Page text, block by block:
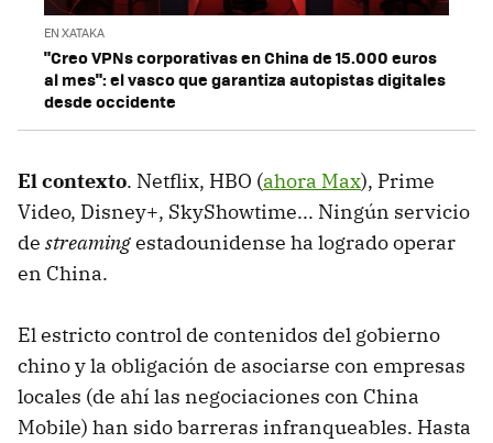
EN XATAKA
"Creo VPNs corporativas en China de 15.000 euros
al mes": el vasco que garantiza autopistas digitales
desde occidente
El contexto. Netflix, HBO (ahora Max), Prime
Video, Disney+, SkyShowtime... Ningún servicio
de streamingestadounidense ha logrado operar
en China.
El estricto control de contenidos del gobierno
chino y la obligación de asociarse con empresas
locales (de ahí las negociaciones con China
Mobile) han sido barreras infranqueables. Hasta